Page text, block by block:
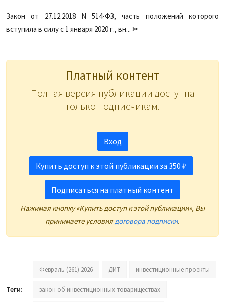
Закон от 27.12.2018 N 514-ФЗ, часть положений которого
вступила в силу с 1 января 2020 г., вн... ✂
Платный контент
Полная версия публикации доступна
только подписчикам.
Вход
Купить доступ к этой публикации за 350 ₽
Подписаться на платный контент
Нажимая кнопку «Купить доступ к этой публикации», Вы
принимаете условия договора подписки.
Теги:
Февраль (261) 2026 ДИТ инвестиционные проекты
закон об инвестиционных товариществах